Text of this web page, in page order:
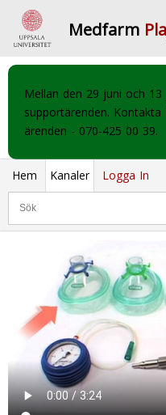
Medfarm
Mellan den 29 juni och
supportärenden.
ärenden - 070-425 00 39.
Hem Kanaler Logga In